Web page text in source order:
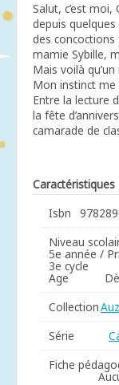
Salut, c’est
depuis quelques
des
mamie Sybille,
Mais voilà
Mon instinct me
Entre la lecture
la fête
camarade de
Caractéristiques
Isbn
Niveau
5e année /
3e cycle
Age
Collection
Série
Fiche